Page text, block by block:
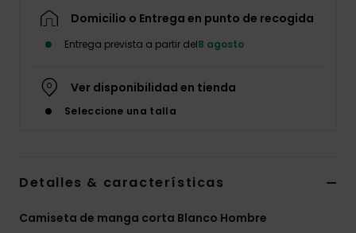
Domicilio o Entrega en punto de recogida
Entrega prevista a partir del8 agosto
Ver disponibilidad en tienda
Seleccione una talla
Detalles & características
Camiseta de manga corta Blanco Hombre